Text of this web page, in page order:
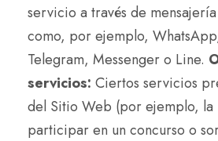
servicio a través de
como, por ejemplo,
Telegram, Messenger o Line.
servicios: Ciertos servicios
del Sitio Web (por ejemplo,
participar en un concurso o